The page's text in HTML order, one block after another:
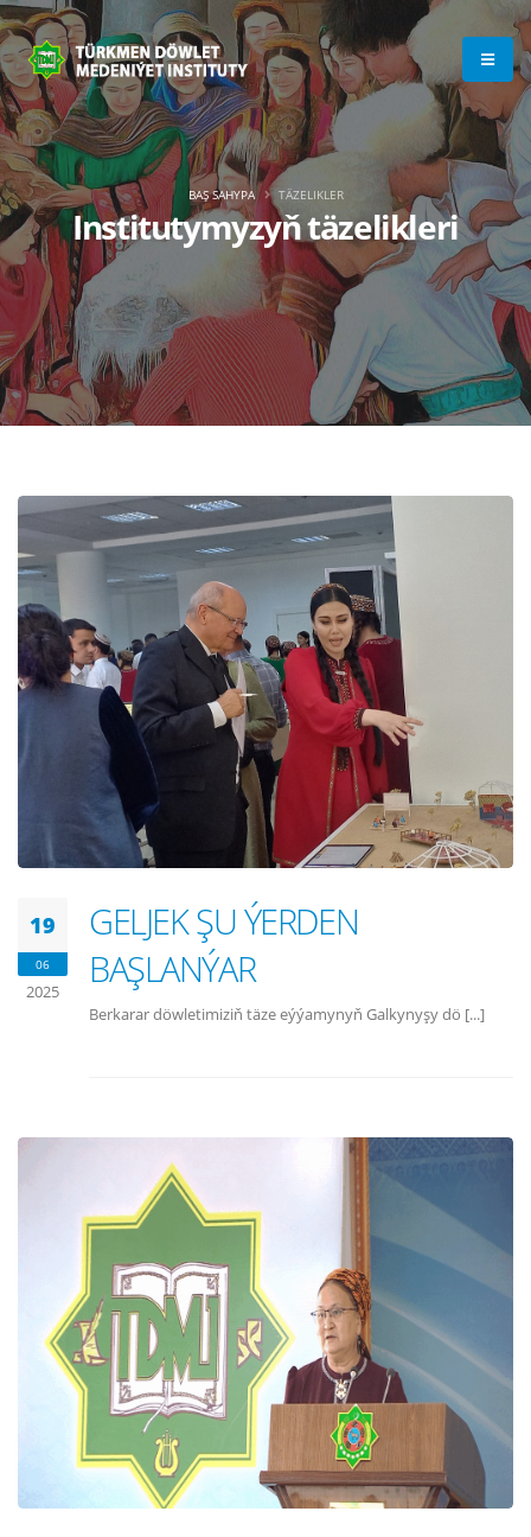
Institutymyzyň täzelikleri
BAŞ SAHYPA TÄZELIKLER
19
06
2025
GELJEK ŞU ÝERDEN
BAŞLANÝAR
Berkarar döwletimiziň täze eýýamynyň Galkynyşy dö [...]